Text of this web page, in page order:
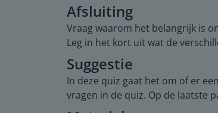
Afsluiting
Vraag waarom het belangrijk is
Leg in het kort uit wat de
Suggestie
In deze quiz gaat het om of er
vragen in de quiz. Op de laatste